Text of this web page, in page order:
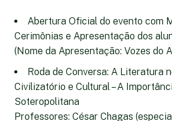
Abertura Oficial do evento com
Cerimônias e Apresentação dos
(Nome da Apresentação: Vozes do
Roda de Conversa: A Literatura
Civilizatório e Cultural – A
Soteropolitana
Professores: César Chagas